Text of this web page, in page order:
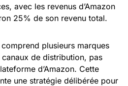
avec les revenus d’Amazon
25% de son revenu total.
plusieurs marques
de distribution, pas
d’Amazon. Cette
une stratégie délibérée pour